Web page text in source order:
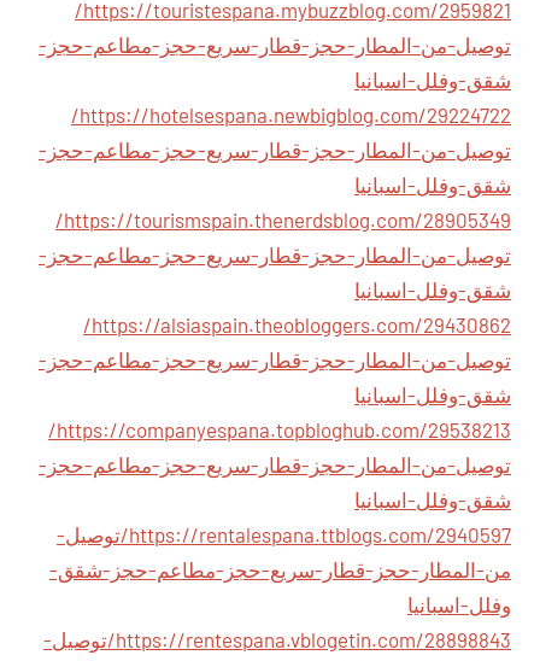
https://touristespana.mybuzzblog.com/2959821/
توصيل-من-المطار-حجز-قطار-سريع-حجز-مطاعم-حجز-
شقق-وفلل-اسبانيا
https://hotelsespana.newbigblog.com/29224722/
توصيل-من-المطار-حجز-قطار-سريع-حجز-مطاعم-حجز-
شقق-وفلل-اسبانيا
https://tourismspain.thenerdsblog.com/28905349/
توصيل-من-المطار-حجز-قطار-سريع-حجز-مطاعم-حجز-
شقق-وفلل-اسبانيا
https://alsiaspain.theobloggers.com/29430862/
توصيل-من-المطار-حجز-قطار-سريع-حجز-مطاعم-حجز-
شقق-وفلل-اسبانيا
https://companyespana.topbloghub.com/29538213/
توصيل-من-المطار-حجز-قطار-سريع-حجز-مطاعم-حجز-
شقق-وفلل-اسبانيا
https://rentalespana.ttblogs.com/2940597/توصيل-
من-المطار-حجز-قطار-سريع-حجز-مطاعم-حجز-شقق-
وفلل-اسبانيا
https://rentespana.vblogetin.com/28898843/توصيل-